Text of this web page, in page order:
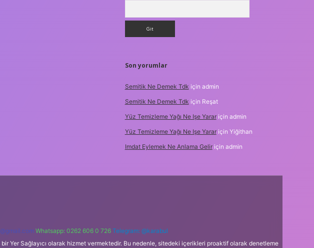
Son yorumlar
Semitik Ne Demek Tdk için admin
Semitik Ne Demek Tdk için Reşat
Yüz Temizleme Yağı Ne Işe Yarariçin admin
Yüz Temizleme Yağı Ne Işe Yarariçin Yiğithan
Imdat Eylemek Ne Anlama Geliriçin admin
Whatsapp: 0262 606 0 726 Telegram: @karabul
Yer Sağlayıcı olarak hizmet vermektedir. Bu nedenle, sitedeki içerikleri proaktif olarak denetleme